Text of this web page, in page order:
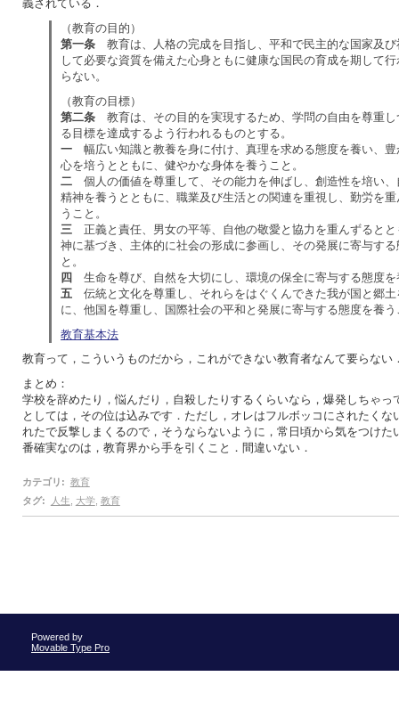
義されている．
（教育の目的）
第一条 教育は、人格の完成を目指し、平和で民主的な国家及
して必要な資質を備えた心身ともに健康な国民の育成を期して
らない。
（教育の目標）
第二条 教育は、その目的を実現するため、学問の自由を尊重
る目標を達成するよう行われるものとする。
一 幅広い知識と教養を身に付け、真理を求める態度を養い、
心を培うとともに、健やかな身体を養うこと。
二 個人の価値を尊重して、その能力を伸ばし、創造性を培い
精神を養うとともに、職業及び生活との関連を重視し、勤労を
うこと。
三 正義と責任、男女の平等、自他の敬愛と協力を重んずると
神に基づき、主体的に社会の形成に参画し、その発展に寄与す
と。
四
生命を尊び、自然を大切にし、環境の保全に寄与する態度を
五 伝統と文化を尊重し、それらをはぐくんできた我が国と郷
に、他国を尊重し、国際社会の平和と発展に寄与する態度を養
教育基本法
教育って，こういうものだから，これができない教育者なんて要らない
まとめ：
学校を辞めたり，悩んだり，自殺したりするくらいなら，爆発しちゃっ
としては，その位は込みです．ただし，オレはフルボッコにされたくな
れたで反撃しまくるので，そうならないように，常日頃から気をつけた
番確実なのは，教育界から手を引くこと．間違いない．
カテゴリ : 教育
タグ: 人生 大学, 教育
Powered by
Movable Type Pro